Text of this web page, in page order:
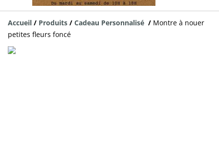
Accueil / Produits / Cadeau Personnalisé / Montre à nouer
petites fleurs foncé